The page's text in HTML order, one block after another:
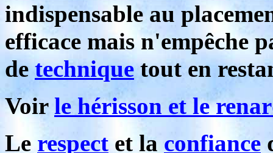
indispensable au
efficace mais n'empêche
detechniquetout en
Voir le hérisson et le
Le respect et la confiance